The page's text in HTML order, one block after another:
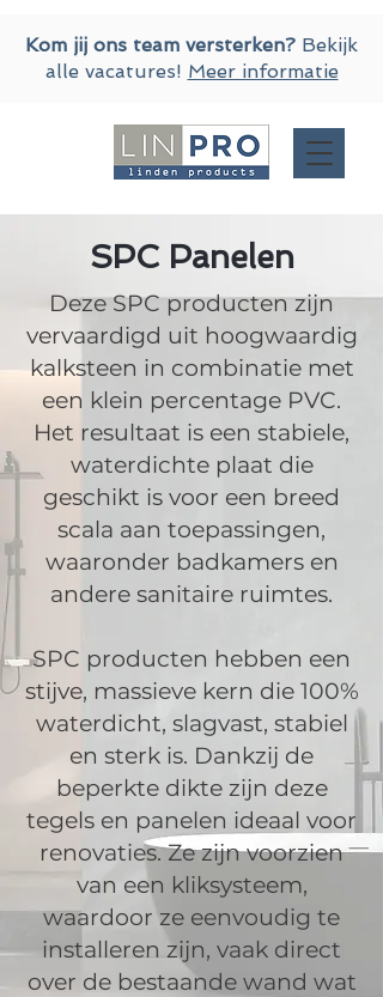
Kom jij ons team versterken? Bekijk
alle vacatures! Meer informatie
SPC Panelen
Deze SPC producten zijn
vervaardigd uit hoogwaardig
kalksteen in combinatie met
een klein percentage PVC.
Het resultaat is een stabiele,
waterdichte plaat die
geschikt is voor een breed
scala aan toepassingen,
waaronder badkamers en
andere sanitaire ruimtes.
SPC producten hebben een
stijve, massieve kern die 100%
waterdicht, slagvast, stabiel
en sterk is. Dankzij de
beperkte dikte zijn deze
tegels en panelen ideaal voor
renovaties. Ze zijn voorzien
van een kliksysteem,
waardoor ze eenvoudig te
installeren zijn, vaak direct
over de bestaande wand wat